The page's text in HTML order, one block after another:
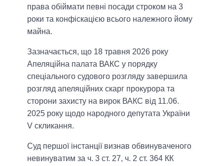
права обіймати певні посади строком на 3
роки та конфіскацією всього належного йому
майна.
Зазначається, що 18 травня 2026 року
Апеляційна палата ВАКС у порядку
спеціального судового розгляду завершила
розгляд апеляційних скарг прокурора та
сторони захисту на вирок ВАКС від 11.06.
2025 року щодо народного депутата України
V скликання.
Суд першої інстанції визнав обвинуваченого
невинуватим за ч. 3 ст. 27, ч. 2 ст. 364 КК